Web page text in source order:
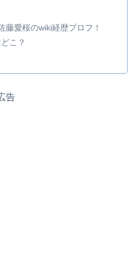
藤愛桜のwiki経歴プロフ！
こ？
告